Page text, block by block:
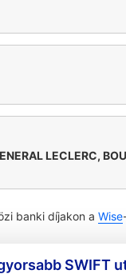
LECLERC,
banki díjakon a Wise
SWIFT